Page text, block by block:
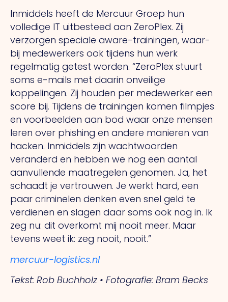
Inmiddels heeft de Mercuur Groep hun
volledige IT uitbesteed aan ZeroPlex. Zij
verzorgen speciale aware-trainingen, waar-
bij medewerkers ook tijdens hun werk
regelmatig getest worden. “ZeroPlex stuurt
soms e-mails met daarin onveilige
koppelingen. Zij houden per medewerker een
score bij. Tijdens de trainingen komen filmpjes
en voorbeelden aan bod waar onze mensen
leren over phishing en andere manieren van
hacken. Inmiddels zijn wachtwoorden
veranderd en hebben we nog een aantal
aanvullende maatregelen genomen. Ja, het
schaadt je vertrouwen. Je werkt hard, een
paar criminelen denken even snel geld te
verdienen en slagen daar soms ook nog in. Ik
zeg nu: dit overkomt mij nooit meer. Maar
tevens weet ik: zeg nooit, nooit.”
mercuur-logistics.nl
Tekst: Rob Buchholz • Fotografie: Bram Becks